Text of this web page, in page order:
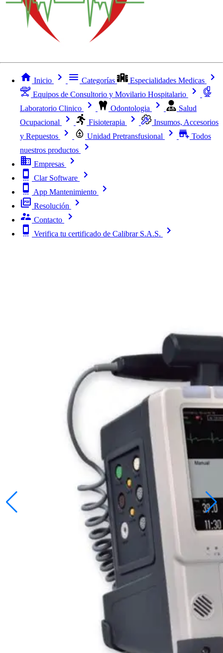
Inicio Categorías
Especialidades Medicas
Equipos de Consultorio y Movilario Hospitalario
Laboratorio Clinico
Odontologia
Salud
Ocupacional
Fisioterapia
Insumos, Accesorios
y Repuestos
Unidad Pretransfusional
Todos
nuestros productos
Empresas
Clar Software
App Mantenimiento
Resolución
Contacto
Verifica tu certificado de Calibrar S.A.S.